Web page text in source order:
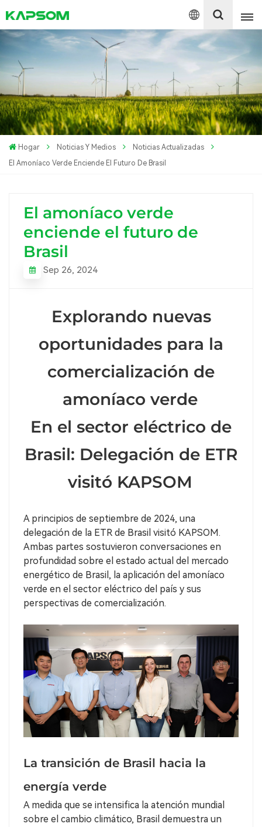
English
Español
Polski
Hogar Noticias Y Medios
Noticias Actualizadas
El Amoníaco Verde Enciende El Futuro De Brasil
El amoníaco verde
enciende el futuro de
Brasil
Sep 26, 2024
Explorando nuevas
oportunidades para la
comercialización de
amoníaco verde
En el sector eléctrico de
Brasil: Delegación de ETR
visitó KAPSOM
A principios de septiembre de 2024, una
delegación de la ETR de Brasil visitó KAPSOM.
Ambas partes sostuvieron conversaciones en
profundidad sobre el estado actual del mercado
energético de Brasil, la aplicación del amoníaco
verde en el sector eléctrico del país y sus
perspectivas de comercialización.
La transición de Brasil hacia la
energía verde
A medida que se intensifica la atención mundial
sobre el cambio climático, Brasil demuestra un